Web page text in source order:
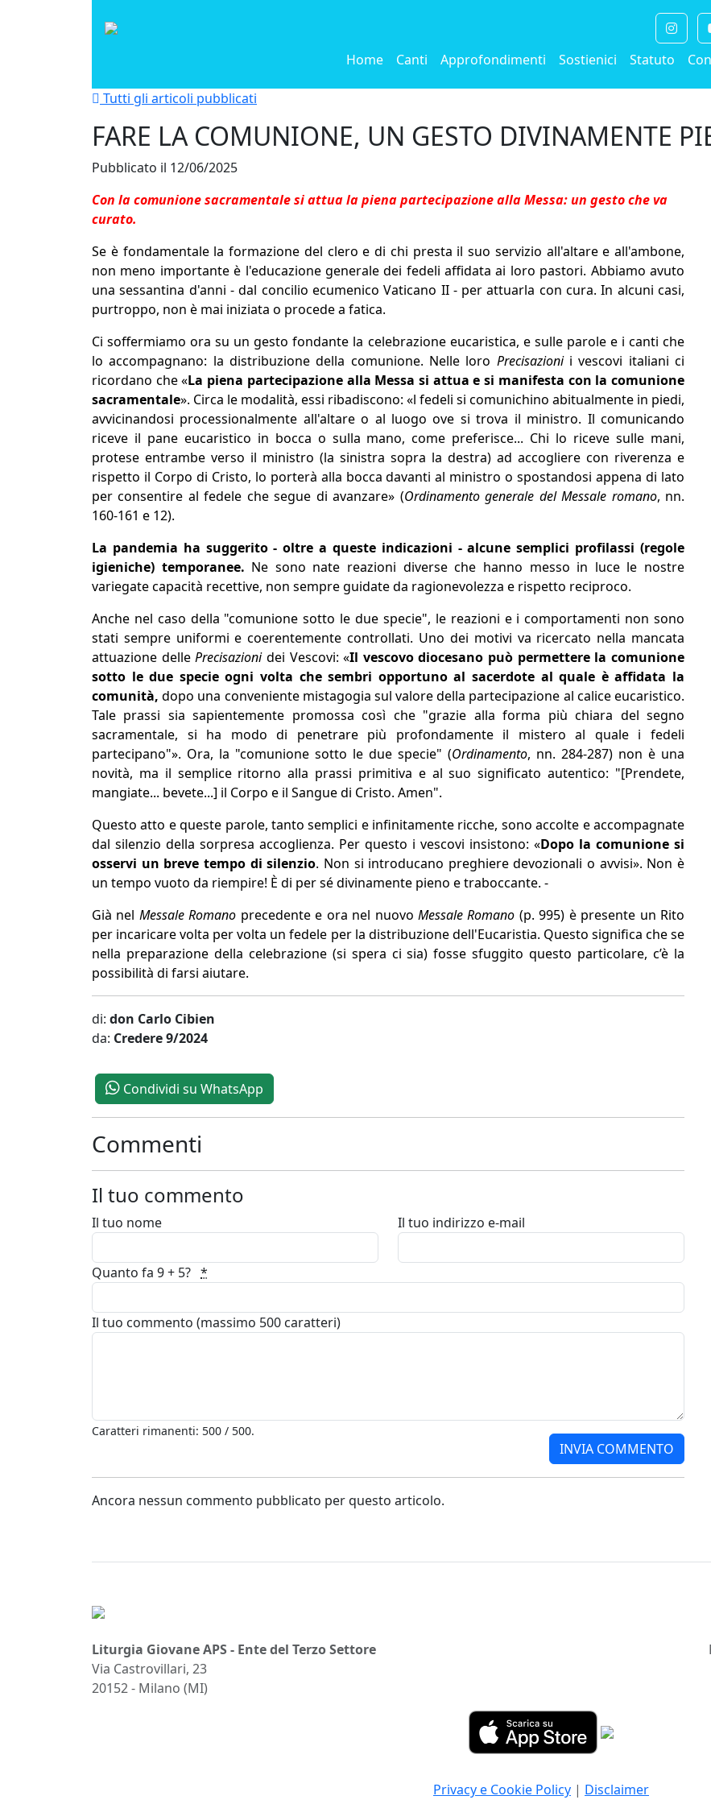
Home
Canti Approfondimenti Sostienici Statuto
Tutti gli articoli pubblicati
FARE LA COMUNIONE, UN GESTO DIVINAMENTE
Pubblicato il 12/06/2025
Con la comunione sacramentale si attua la piena partecipazione alla Messa: un gesto che va
curato.
Se è fondamentale la formazione del clero e di chi presta il suo servizio all'altare e all'ambone,
non meno importante è l'educazione generale dei fedeli affidata ai loro pastori. Abbiamo avuto
una sessantina d'anni - dal concilio ecumenico Vaticano II - per attuarla con cura. In alcuni casi,
purtroppo, non è mai iniziata o procede a fatica.
Ci soffermiamo ora su un gesto fondante la celebrazione eucaristica, e sulle parole e i canti che
lo accompagnano: la distribuzione della comunione. Nelle loro Precisazioni i vescovi italiani ci
ricordano che «La piena partecipazione alla Messa si attua e si manifesta con la comunione
sacramentale». Circa le modalità, essi ribadiscono: «l fedeli si comunichino abitualmente in piedi,
avvicinandosi processionalmente all'altare o al luogo ove si trova il ministro. Il comunicando
riceve il pane eucaristico in bocca o sulla mano, come preferisce... Chi lo riceve sulle mani,
protese entrambe verso il ministro (la sinistra sopra la destra) ad accogliere con riverenza e
rispetto il Corpo di Cristo, lo porterà alla bocca davanti al ministro o spostandosi appena di lato
per consentire al fedele che segue di avanzare» (Ordinamento generale del Messale romano, nn.
160-161 e 12).
La pandemia ha suggerito - oltre a queste indicazioni - alcune semplici profilassi (regole
igieniche) temporanee. Ne sono nate reazioni diverse che hanno messo in luce le nostre
variegate capacità recettive, non sempre guidate da ragionevolezza e rispetto reciproco.
Anche nel caso della "comunione sotto le due specie", le reazioni e i comportamenti non sono
stati sempre uniformi e coerentemente controllati. Uno dei motivi va ricercato nella mancata
attuazione dellePrecisazionidei Vescovi: «Il vescovo diocesano può permettere la comunione
sotto le due specie ogni volta che sembri opportuno al sacerdote al quale è affidata la
comunità,dopo una conveniente mistagogia sul valore della partecipazione al calice eucaristico.
Tale prassi sia sapientemente promossa così che "grazie alla forma più chiara del segno
sacramentale, si ha modo di penetrare più profondamente il mistero al quale i fedeli
partecipano"». Ora, la "comunione sotto le due specie" (Ordinamento, nn. 284-287) non è una
novità, ma il semplice ritorno alla prassi primitiva e al suo significato autentico: "[Prendete,
mangiate... bevete...] il Corpo e il Sangue di Cristo. Amen".
Questo atto e queste parole, tanto semplici e infinitamente ricche, sono accolte e accompagnate
dal silenzio della sorpresa accoglienza. Per questo i vescovi insistono: «Dopo la comunione si
osservi un breve tempo di silenzio. Non si introducano preghiere devozionali o avvisi». Non è
un tempo vuoto da riempire! È di per sé divinamente pieno e traboccante. -
Già nel Messale Romano precedente e ora nel nuovo Messale Romano (p. 995) è presente un Rito
per incaricare volta per volta un fedele per la distribuzione dell'Eucaristia. Questo significa che se
nella preparazione della celebrazione (si spera ci sia) fosse sfuggito questo particolare, c’è la
possibilità di farsi aiutare.
di: don Carlo Cibien
da: Credere 9/2024
Condividi su WhatsApp
Commenti
Il tuo commento
Il tuo nome Il tuo indirizzo e-mail
Quanto fa 9 + 5? *
Il tuo commento (massimo 500 caratteri)
Caratteri rimanenti: 500 / 500.
Ancora nessun commento pubblicato per questo articolo.
Liturgia Giovane APS - Ente del Terzo Settore
Via Castrovillari, 23
20152 - Milano (MI)
Privacy e Cookie Policy | Disclaimer